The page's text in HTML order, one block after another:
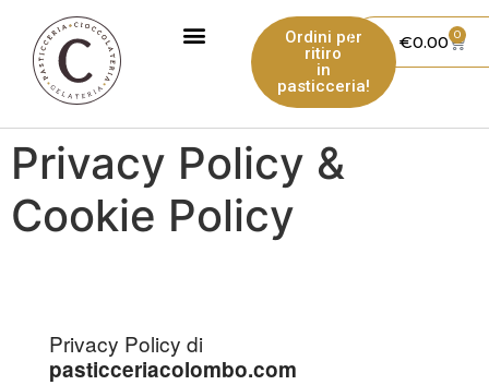
Ordini per
ritiro
in
pasticceria!
€0.00 0
Privacy Policy &
Cookie Policy
Privacy Policy di
pasticceriacolombo.com